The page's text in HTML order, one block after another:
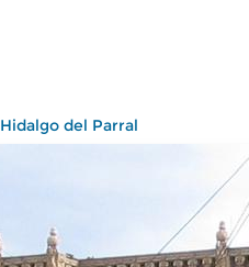
Hidalgo del Parral